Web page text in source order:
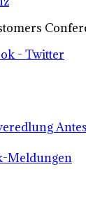
- Twitter
Antes
Meldungen